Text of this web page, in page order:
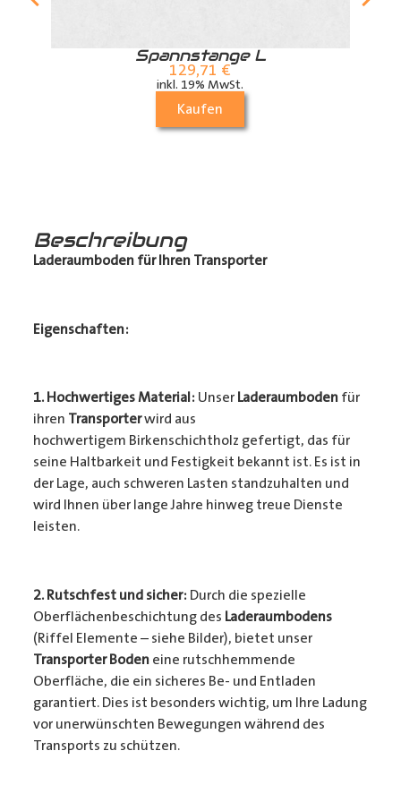
Spannstange L
129,71 €
inkl. 19% MwSt.
Kaufen
Beschreibung
Laderaumboden für Ihren Transporter
Eigenschaften:
1. Hochwertiges Material: Unser Laderaumbodenfür
ihren Transporterwird aus
hochwertigem Birkenschichtholz gefertigt, das für
seine Haltbarkeit und Festigkeit bekannt ist. Es ist in
der Lage, auch schweren Lasten standzuhalten und
wird Ihnen über lange Jahre hinweg treue Dienste
leisten.
2. Rutschfest und sicher: Durch die spezielle
Oberflächenbeschichtung des Laderaumbodens
(Riffel Elemente – siehe Bilder), bietet unser
Transporter Bodeneine rutschhemmende
Oberfläche, die ein sicheres Be- und Entladen
garantiert. Dies ist besonders wichtig, um Ihre Ladung
vor unerwünschten Bewegungen während des
Transports zu schützen.